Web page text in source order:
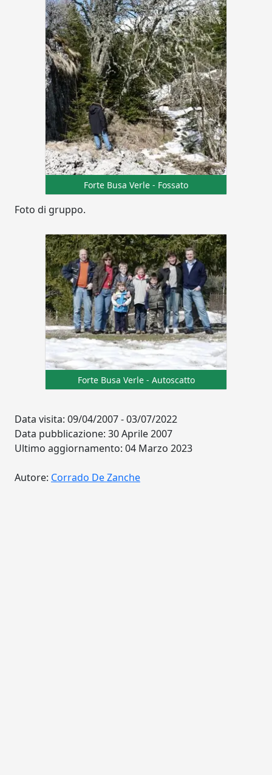
Forte Busa Verle - Fossato
Foto di gruppo.
Forte Busa Verle - Autoscatto
Data visita: 09/04/2007 - 03/07/2022
Data pubblicazione: 30 Aprile 2007
Ultimo aggiornamento: 04 Marzo 2023
Autore: Corrado De Zanche